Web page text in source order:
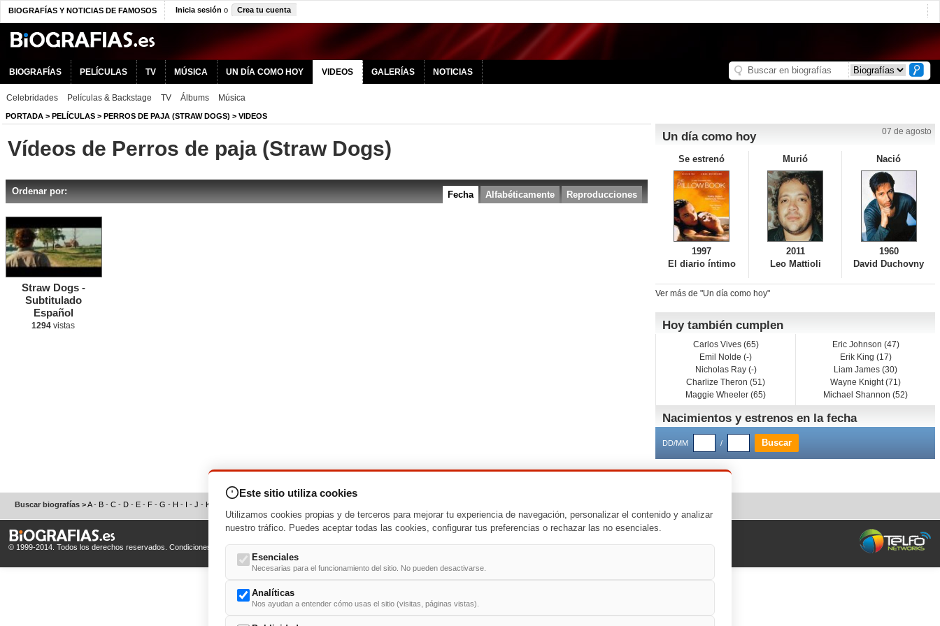
BIOGRAFÍAS Y NOTICIAS DE FAMOSOS Inicia sesión o Crea tu cuenta
BIOGRAFÍAS PELÍCULAS TV MÚSICA UN DÍA COMO HOY VIDEOS GALERÍAS NOTICIAS
Celebridades Películas & Backstage TV Álbums Música
PORTADA > PELÍCULAS > PERROS DE PAJA (STRAW DOGS) > VIDEOS
Vídeos de Perros de paja (Straw Dogs)
Ordenar por: Reproducciones
Alfabéticamente
Fecha
Straw Dogs -
Subtitulado
Español
1294vistas
Un día como hoy 07 de agosto
Se estrenó
1997
El diario íntimo
Murió
2011
Leo Mattioli
Nació
1960
David Duchovny
Ver más de "Un día como hoy"
Hoy también cumplen
Carlos Vives (65)
Emil Nolde (-)
Nicholas Ray (-)
Charlize Theron (51)
Maggie Wheeler (65)
Eric Johnson (47)
Erik King (17)
Liam James (30)
Wayne Knight (71)
Michael Shannon (52)
Nacimientos y estrenos en la fecha
DD/MM /
Buscar biografías >A- B - C - D - E - F - G - H - I - J - K
© 1999-2014. Todos los derechos reservados. Condiciones de usoyPolítica de Privacidad
Este sitio utiliza cookies
Utilizamos cookies propias y de terceros para mejorar tu experiencia de navegación, personalizar el contenido y analizar
nuestro tráfico. Puedes aceptar todas las cookies, configurar tus preferencias o rechazar las no esenciales.
Esenciales
Necesarias para el funcionamiento del sitio. No pueden desactivarse.
Analíticas
Nos ayudan a entender cómo usas el sitio (visitas, páginas vistas).